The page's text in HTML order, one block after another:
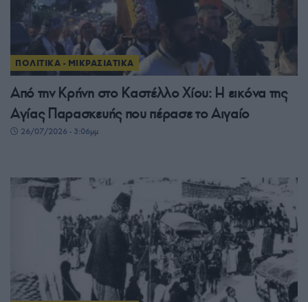
ΠΟΛΙΤΙΚΑ - ΜΙΚΡΑΣΙΑΤΙΚΑ
Από την Κρήνη στο Καστέλλο Χίου: Η εικόνα της
Αγίας Παρασκευής που πέρασε το Αιγαίο
26/07/2026 - 3:06μμ